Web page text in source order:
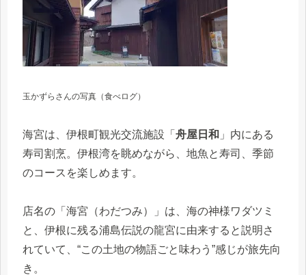
玉かずらさんの写真（食べログ）
海宮は、伊根町観光交流施設「 舟屋日和 」内にある
寿司割烹。伊根湾を眺めながら、地魚と寿司、季節
のコースを楽しめます。
店名の「海宮（わだつみ）」は、海の神様ワダツミ
と、伊根に残る浦島伝説の龍宮に由来すると説明さ
れていて、“この土地の物語ごと味わう”感じが旅先向
き。